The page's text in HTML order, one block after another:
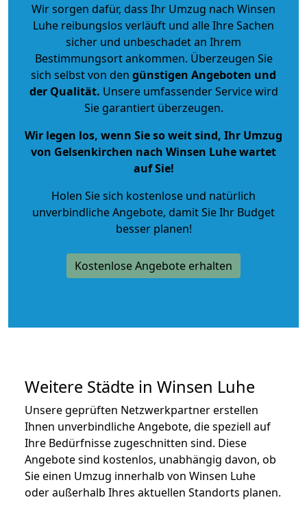
Wir sorgen dafür, dass Ihr Umzug nach Winsen
Luhe reibungslos verläuft und alle Ihre Sachen
sicher und unbeschadet an Ihrem
Bestimmungsort ankommen. Überzeugen Sie
sich selbst von den günstigen Angeboten und
der Qualität. Unsere umfassender Service wird
Sie garantiert überzeugen.
Wir legen los, wenn Sie so weit sind, Ihr Umzug
von Gelsenkirchen nach Winsen Luhe wartet
auf Sie!
Holen Sie sich kostenlose und natürlich
unverbindliche Angebote, damit Sie Ihr Budget
besser planen!
Kostenlose Angebote erhalten
Weitere Städte in Winsen Luhe
Unsere geprüften Netzwerkpartner erstellen
Ihnen unverbindliche Angebote, die speziell auf
Ihre Bedürfnisse zugeschnitten sind. Diese
Angebote sind kostenlos, unabhängig davon, ob
Sie einen Umzug innerhalb von Winsen Luhe
oder außerhalb Ihres aktuellen Standorts planen.